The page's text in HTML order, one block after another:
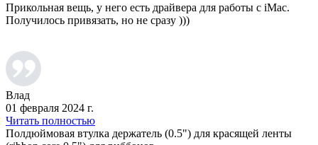
Прикольная вещь, у него есть драйвера для работы с iMac.
Получилось привязать, но не сразу )))
Влад
01 февраля 2024 г.
Читать полностью
Полдюймовая втулка держатель (0.5") для красящей ленты